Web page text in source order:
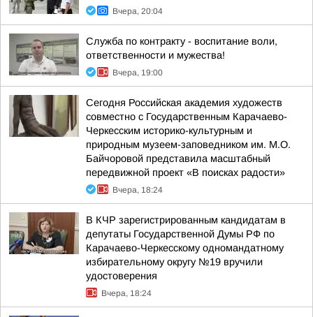
Вчера, 20:04
Служба по контракту - воспитание воли,
ответственности и мужества!
Вчера, 19:00
Сегодня Российская академия художеств
совместно с Государственным Карачаево-
Черкесским историко-культурным и
природным музеем-заповедником им. М.О.
Байчоровой представила масштабный
передвижной проект «В поисках радости»
Вчера, 18:24
В КЧР зарегистрированным кандидатам в
депутаты Государственной Думы РФ по
Карачаево-Черкесскому одномандатному
избирательному округу №19 вручили
удостоверения
Вчера, 18:24